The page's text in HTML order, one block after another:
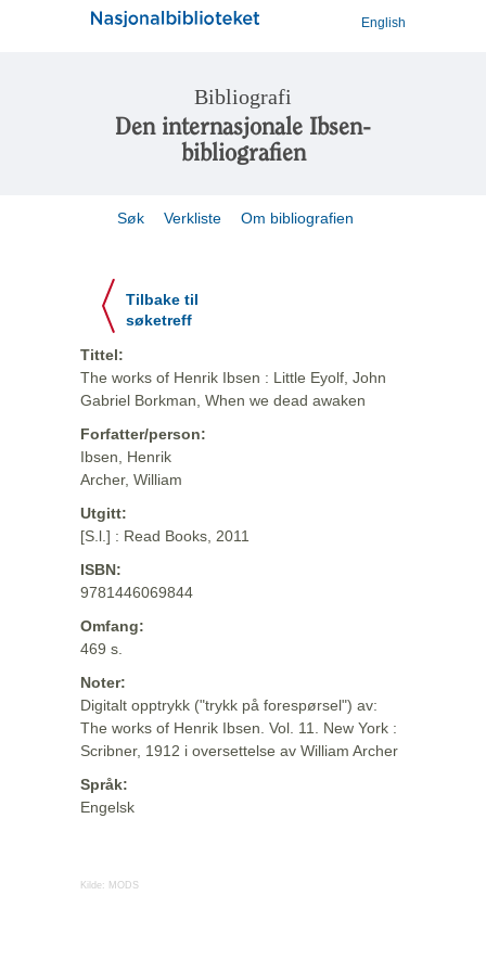
English
Bibliografi
Den internasjonale Ibsen-
bibliografien
Søk Verkliste Om bibliografien
Tilbake til
søketreff
Tittel:
The works of Henrik Ibsen : Little Eyolf, John
Gabriel Borkman, When we dead awaken
Forfatter/person:
Ibsen, Henrik
Archer, William
Utgitt:
[S.l.] : Read Books, 2011
ISBN:
9781446069844
Omfang:
469 s.
Noter:
Digitalt opptrykk ("trykk på forespørsel") av:
The works of Henrik Ibsen. Vol. 11. New York :
Scribner, 1912 i oversettelse av William Archer
Språk:
Engelsk
Kilde: MODS